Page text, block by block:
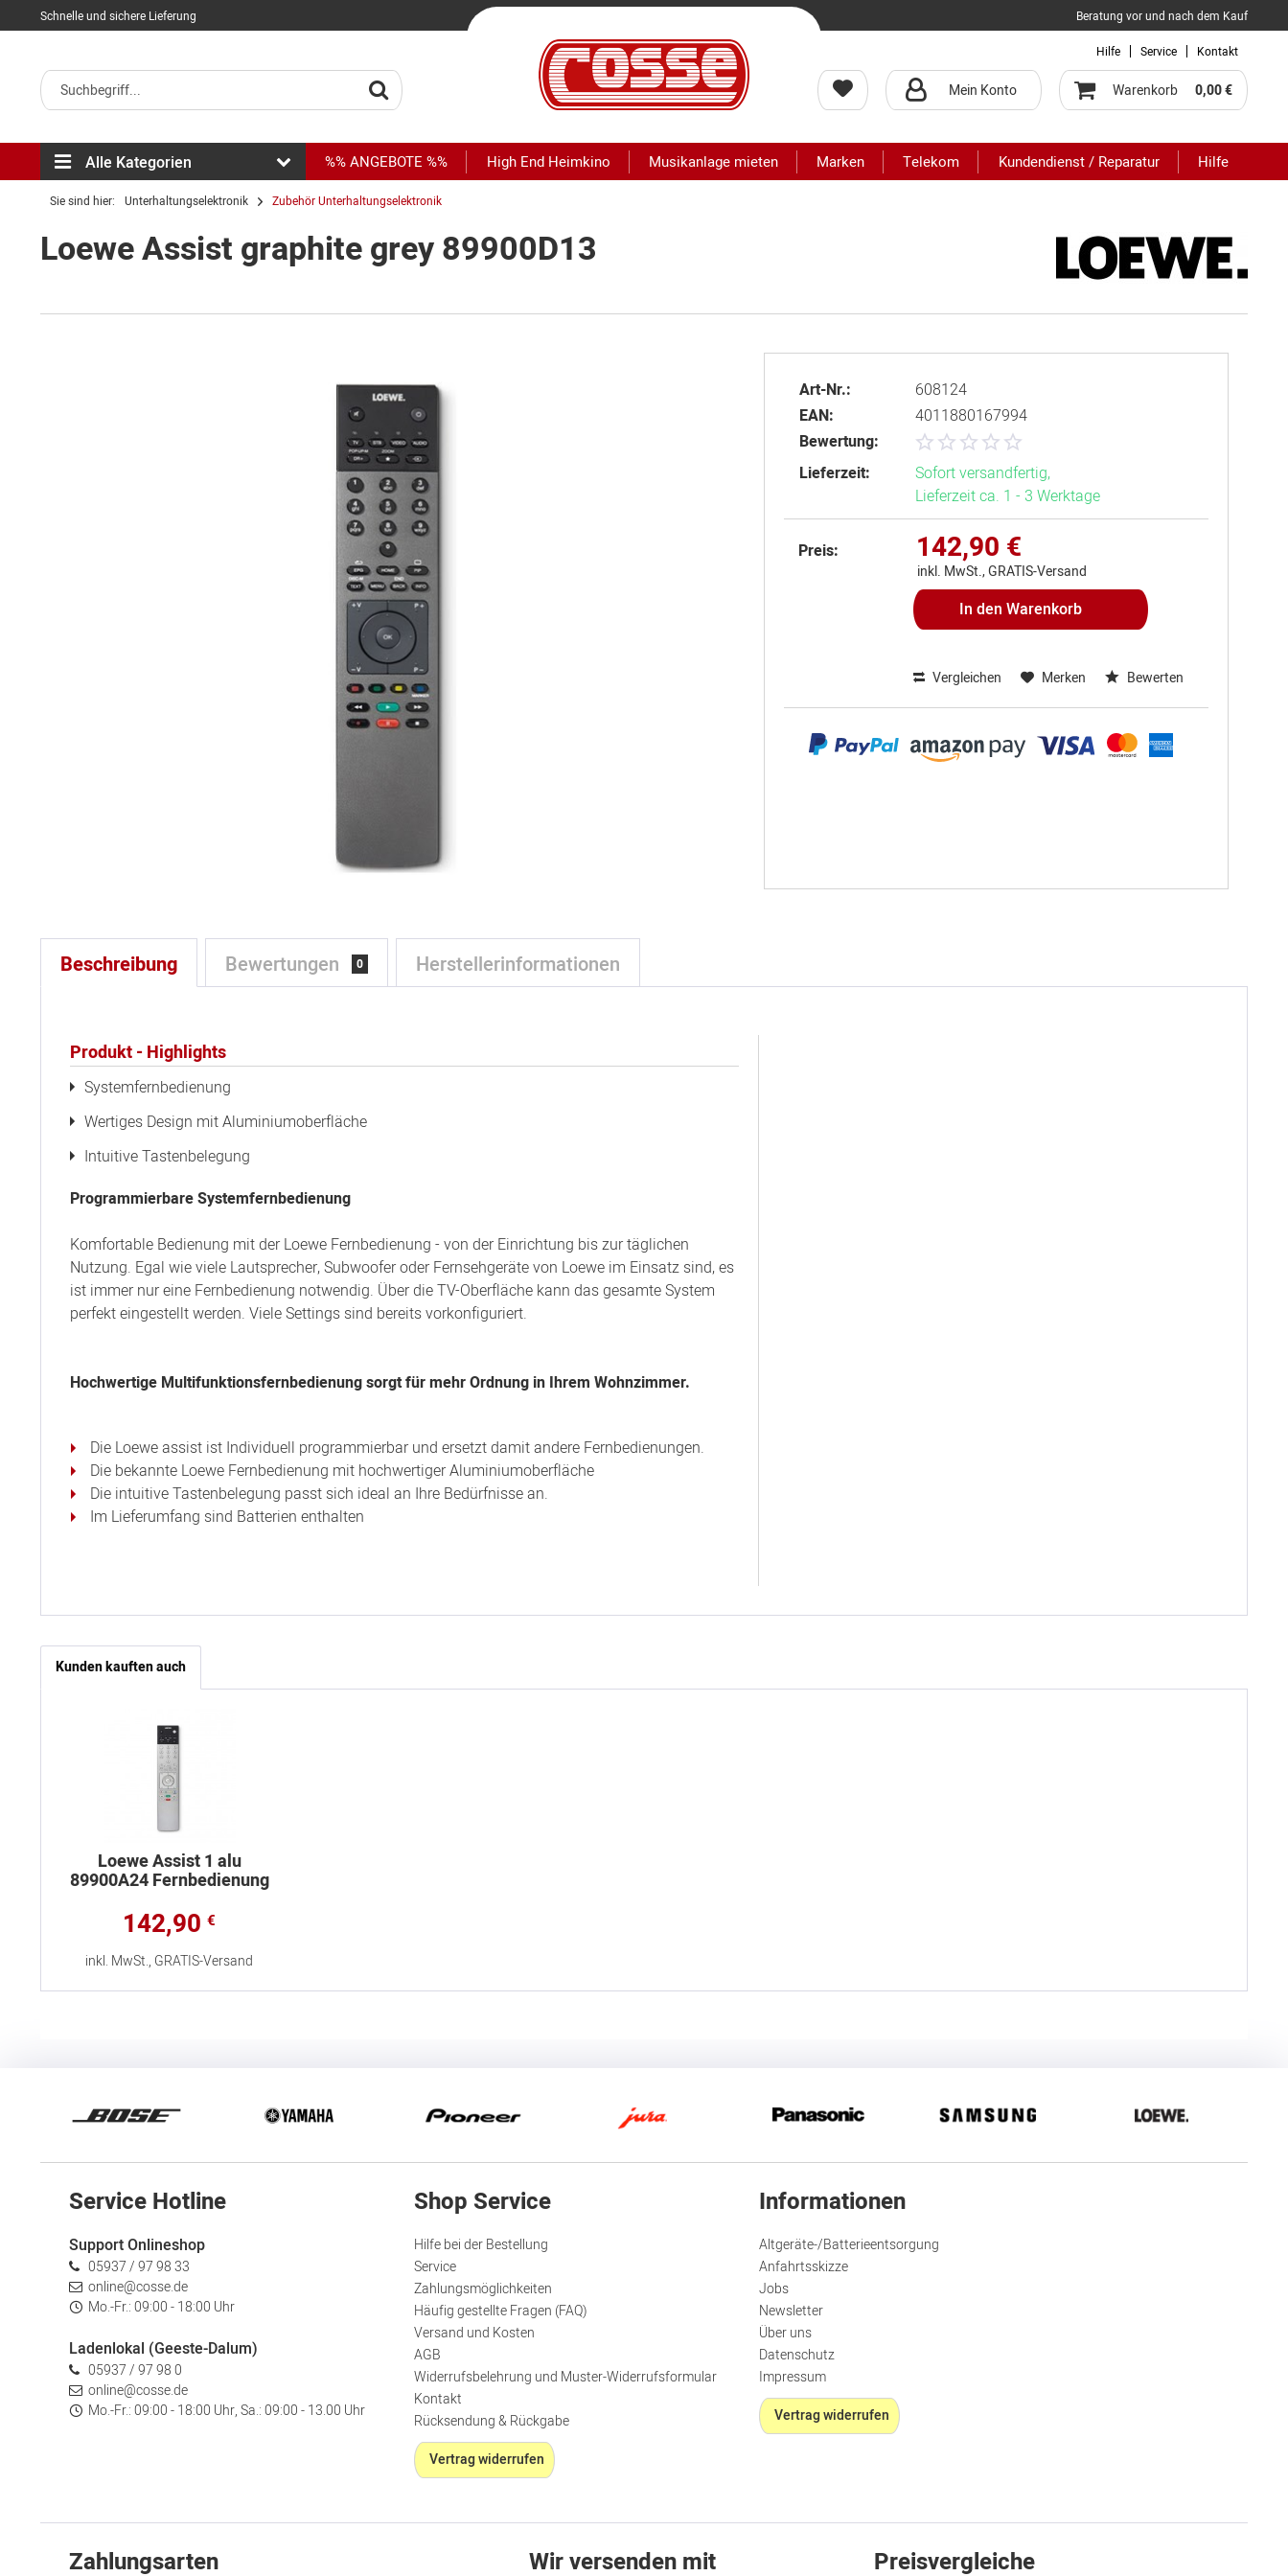
Schnelle und sichere Lieferung Beratung vor und nach dem Kauf
Mein Konto Warenkorb 0,00 €
Hilfe Service Kontakt
Alle Kategorien %% ANGEBOTE %% High End Heimkino Musikanlage mieten Marken Telekom Kundendienst / Reparatur Hilfe
Sie sind hier: Unterhaltungselektronik Zubehör Unterhaltungselektronik
Loewe Assist graphite grey 89900D13
Art-Nr.:
608124
EAN:
4011880167994
Bewertung:
Lieferzeit:
Sofort versandfertig,
Lieferzeit ca. 1 - 3 Werktage
Preis: 142,90 €
inkl. MwSt., GRATIS-Versand
In den Warenkorb
Vergleichen Merken Bewerten
Beschreibung Bewertungen 0 Herstellerinformationen
Produkt - Highlights
Systemfernbedienung
Wertiges Design mit Aluminiumoberfläche
Intuitive Tastenbelegung
Programmierbare Systemfernbedienung
Komfortable Bedienung mit der Loewe Fernbedienung - von der Einrichtung bis zur täglichen
Nutzung. Egal wie viele Lautsprecher, Subwoofer oder Fernsehgeräte von Loewe im Einsatz sind, es
ist immer nur eine Fernbedienung notwendig. Über die TV-Oberfläche kann das gesamte System
perfekt eingestellt werden. Viele Settings sind bereits vorkonfiguriert.
Hochwertige Multifunktionsfernbedienung sorgt für mehr Ordnung in Ihrem Wohnzimmer.
Die Loewe assist ist Individuell programmierbar und ersetzt damit andere Fernbedienungen.
Die bekannte Loewe Fernbedienung mit hochwertiger Aluminiumoberfläche
Die intuitive Tastenbelegung passt sich ideal an Ihre Bedürfnisse an.
Im Lieferumfang sind Batterien enthalten
Kunden kauften auch
Loewe Assist 1 alu
89900A24 Fernbedienung
142,90€
inkl. MwSt., GRATIS-Versand
Service Hotline
Support Onlineshop
05937 / 97 98 33
online@cosse.de
Mo.-Fr.: 09:00 - 18:00 Uhr
Ladenlokal (Geeste-Dalum)
05937 / 97 98 0
online@cosse.de
Mo.-Fr.: 09:00 - 18:00 Uhr, Sa.: 09:00 - 13.00 Uhr
Shop Service
Hilfe bei der Bestellung
Service
Zahlungsmöglichkeiten
Häufig gestellte Fragen (FAQ)
Versand und Kosten
AGB
Widerrufsbelehrung und Muster-Widerrufsformular
Kontakt
Rücksendung & Rückgabe
Vertrag widerrufen
Informationen
Altgeräte-/Batterieentsorgung
Anfahrtsskizze
Jobs
Newsletter
Über uns
Datenschutz
Impressum
Vertrag widerrufen
Zahlungsarten Wir versenden mit Preisvergleiche